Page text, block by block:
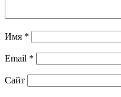
Имя *
Email *
Сайт